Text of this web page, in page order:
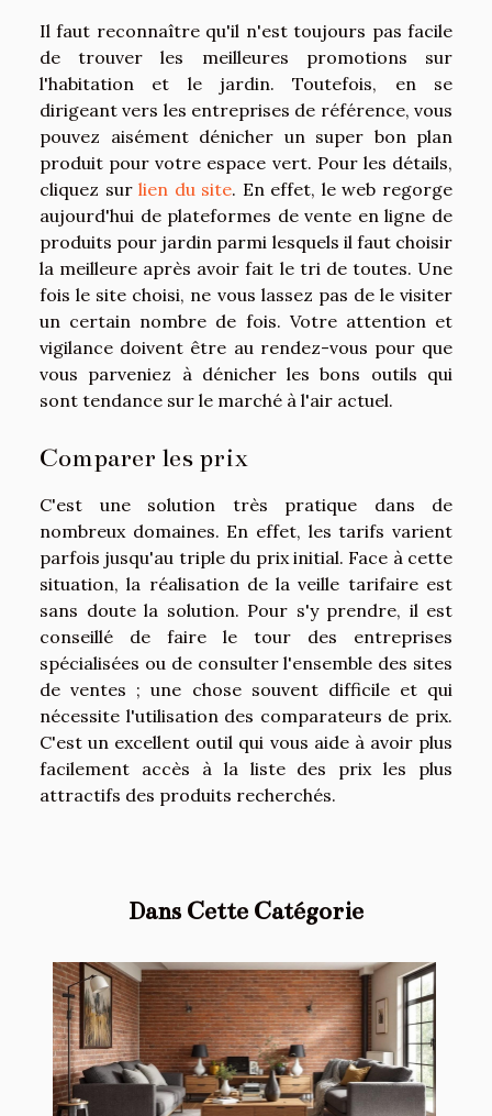
Il faut reconnaître qu'il n'est toujours pas facile
de trouver les meilleures promotions sur
l'habitation et le jardin. Toutefois, en se
dirigeant vers les entreprises de référence, vous
pouvez aisément dénicher un super bon plan
produit pour votre espace vert. Pour les détails,
cliquez surlien du site. En effet, le web regorge
aujourd'hui de plateformes de vente en ligne de
produits pour jardin parmi lesquels il faut choisir
la meilleure après avoir fait le tri de toutes. Une
fois le site choisi, ne vous lassez pas de le visiter
un certain nombre de fois. Votre attention et
vigilance doivent être au rendez-vous pour que
vous parveniez à dénicher les bons outils qui
sont tendance sur le marché à l'air actuel.
Comparer les prix
C'est une solution très pratique dans de
nombreux domaines. En effet, les tarifs varient
parfois jusqu'au triple du prix initial. Face à cette
situation, la réalisation de la veille tarifaire est
sans doute la solution. Pour s'y prendre, il est
conseillé de faire le tour des entreprises
spécialisées ou de consulter l'ensemble des sites
de ventes ; une chose souvent difficile et qui
nécessite l'utilisation des comparateurs de prix.
C'est un excellent outil qui vous aide à avoir plus
facilement accès à la liste des prix les plus
attractifs des produits recherchés.
Dans Cette Catégorie